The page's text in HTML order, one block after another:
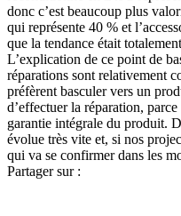
donc c’est beaucoup plus
qui représente 40 % et
que la tendance était
L’explication de ce point de
réparations sont relativement
préfèrent basculer vers un
d’effectuer la réparation,
garantie intégrale du produit.
évolue très vite et, si nos
qui va se confirmer dans les
Partager sur :